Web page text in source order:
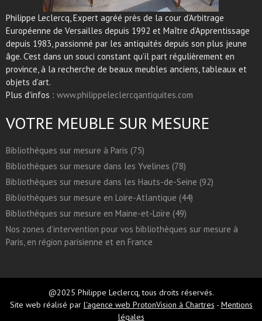
Philippe Leclercq, Expert agréé près de la cour d’Arbitrage
Européenne de Versailles depuis 1992 et Maître d’Apprentissage
depuis 1983, passionné par les antiquités depuis son plus jeune
âge. C’est dans un souci constant qu’il part régulièrement en
province, à la recherche de beaux meubles anciens, tableaux et
objets d’art.
Plus d'infos : www.philippeleclercqantiquites.com
VOTRE MEUBLE SUR MESURE
Bibliothèques sur mesure à Paris (75)
Bibliothèques sur mesure dans les Yvelines (78)
Bibliothèques sur mesure dans les Hauts-de-Seine (92)
Bibliothèques sur mesure en Loire-Atlantique (44)
Bibliothèques sur mesure en Maine-et-Loire (49)
Nos zones d’intervention pour vos bibliothèques sur mesure à
Paris, en région parisienne et en France
@2025 Philippe Leclercq, tous droits réservés.
Site web réalisé par l'agence web ProtonVision à Chartres - Mentions
légales